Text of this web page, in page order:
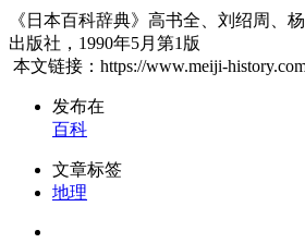
《日本百科辞典》高书全、刘绍周、
出版社，1990年5月第1版
本文链接：https://www.meiji-
发布在
百科
文章标签
地理